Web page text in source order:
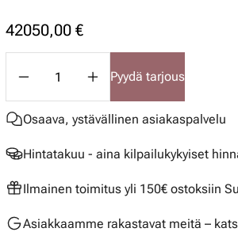
42050,00 €
Pyydä tarjous
Osaava, ystävällinen asiakaspalvelu
Hintatakuu - aina kilpailukykyiset
Ilmainen toimitus yli 150€ ostoksiin
Asiakkaamme rakastavat meitä –